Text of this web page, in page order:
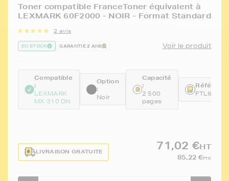
Toner compatible FranceToner équivalent à
LEXMARK 60F2000 - NOIR - Format Standard
2 avis
EN STOCK GARANTIE 2 ANS Voir le produit
Compatible
:
LEXMARK
MX 310 DN
Option
:
Noir
Capacité
:
2 500
pages
LIVRAISON GRATUITE
71,02 €HT
85,22 €TTC